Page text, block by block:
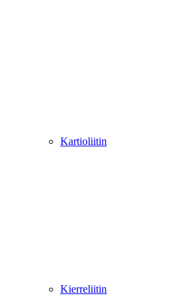
Kartioliitin
Kierreliitin